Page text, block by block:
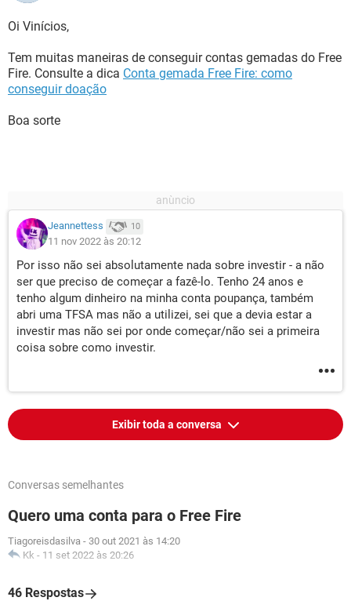
Oi Vinícios,
Tem muitas maneiras de conseguir contas gemadas do Free
Fire. Consulte a dica Conta gemada Free Fire: como
conseguir doação
Boa sorte
Jeannettess 10
11 nov 2022 às 20:12
Por isso não sei absolutamente nada sobre investir - a não
ser que preciso de começar a fazê-lo. Tenho 24 anos e
tenho algum dinheiro na minha conta poupança, também
abri uma TFSA mas não a utilizei, sei que a devia estar a
investir mas não sei por onde começar/não sei a primeira
coisa sobre como investir.
Exibir toda a conversa
Conversas semelhantes
Quero uma conta para o Free Fire
Tiagoreisdasilva - 30 out 2021 às 14:20
Kk - 11 set 2022 às 20:26
46 Respostas